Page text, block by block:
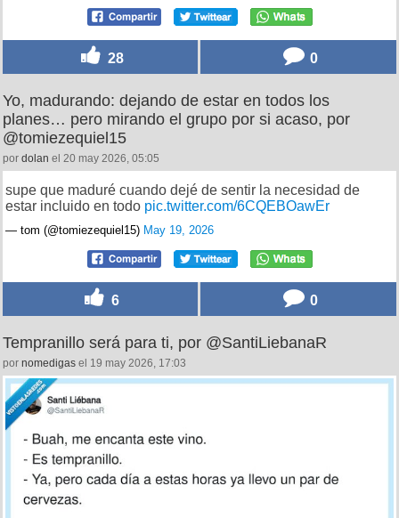
28 0
Yo, madurando: dejando de estar en todos los
planes… pero mirando el grupo por si acaso, por
@tomiezequiel15
por dolan el 20 may 2026, 05:05
supe que maduré cuando dejé de sentir la necesidad de
estar incluido en todo pic.twitter.com/6CQEBOawEr
— tom (@tomiezequiel15) May 19, 2026
6 0
Tempranillo será para ti, por @SantiLiebanaR
por nomedigas el 19 may 2026, 17:03